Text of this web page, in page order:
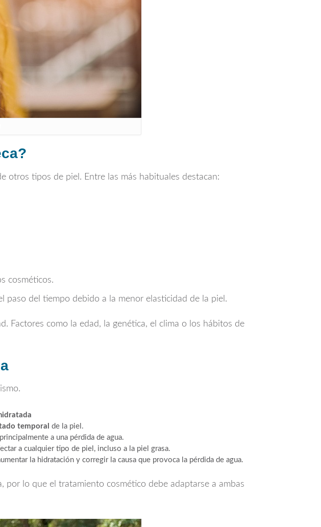
otros tipos de piel. Entre las más habituales destacan:
cosméticos.
paso del tiempo debido a la menor elasticidad de la piel.
Factores como la edad, la genética, el clima o los hábitos de
temporal
de la piel.
a una pérdida de agua.
a cualquier tipo de piel, incluso a la piel grasa.
la hidratación y corregir la causa que provoca la pérdida de agua.
por lo que el tratamiento cosmético debe adaptarse a ambas